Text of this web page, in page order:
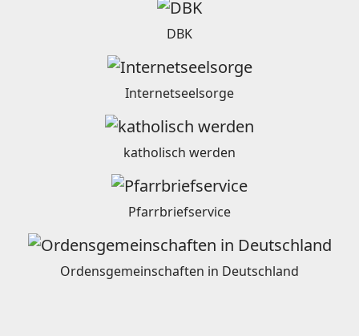
DBK
Internetseelsorge
katholisch werden
Pfarrbriefservice
Ordensgemeinschaften in Deutschland